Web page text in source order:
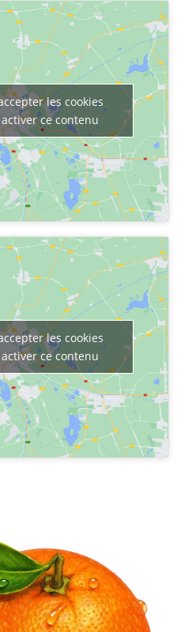
les cookies
ce contenu
les cookies
ce contenu